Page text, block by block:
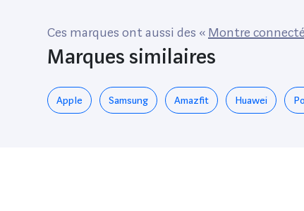
Ces marques ont aussi des « Montre
Marques similaires
Apple Samsung Amazfit Huawei